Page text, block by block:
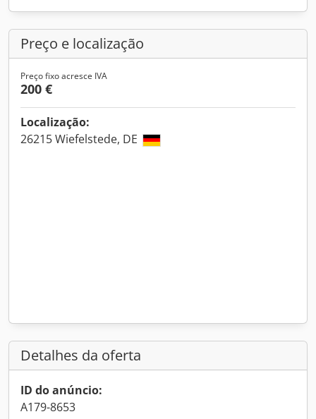
Preço e localização
Preço fixo acresce IVA
200 €
Localização:
26215 Wiefelstede, DE
Detalhes da oferta
ID do anúncio:
A179-8653